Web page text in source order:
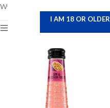
I AM 18 OR OLDER
Wyświetlanie jednego wyniku